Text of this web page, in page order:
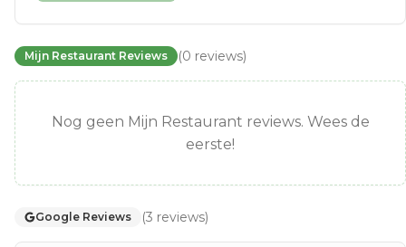
Mijn Restaurant Reviews (0 reviews)
Nog geen Mijn Restaurant reviews. Wees de
eerste!
Google Reviews (3 reviews)